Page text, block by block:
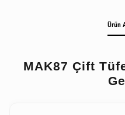
Ürün
MAK87 Çift